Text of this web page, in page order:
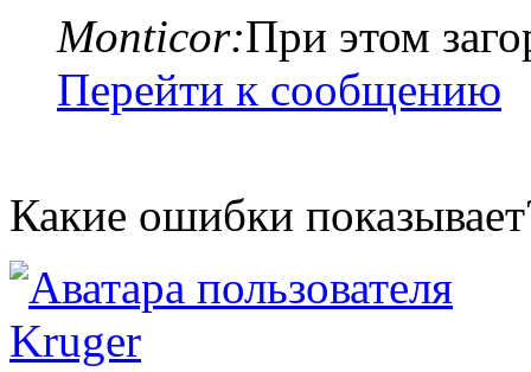
Monticor:При этом
Перейти к сообщению
Какие ошибки
Kruger